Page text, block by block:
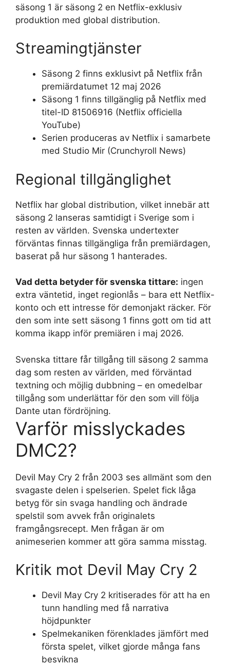
säsong 1 är säsong 2 en Netflix-exklusiv
produktion med global distribution.
Streamingtjänster
Säsong 2 finns exklusivt på Netflix från
premiärdatumet 12 maj 2026
Säsong 1 finns tillgänglig på Netflix med
titel-ID 81506916 (Netflix officiella
YouTube)
Serien produceras av Netflix i samarbete
med Studio Mir (Crunchyroll News)
Regional tillgänglighet
Netflix har global distribution, vilket innebär att
säsong 2 lanseras samtidigt i Sverige som i
resten av världen. Svenska undertexter
förväntas finnas tillgängliga från premiärdagen,
baserat på hur säsong 1 hanterades.
Vad detta betyder för svenska tittare: ingen
extra väntetid, inget regionlås – bara ett Netflix-
konto och ett intresse för demonjakt räcker. För
den som inte sett säsong 1 finns gott om tid att
komma ikapp inför premiären i maj 2026.
Svenska tittare får tillgång till säsong 2 samma
dag som resten av världen, med förväntad
textning och möjlig dubbning – en omedelbar
tillgång som underlättar för den som vill följa
Dante utan fördröjning.
Varför misslyckades
DMC2?
Devil May Cry 2 från 2003 ses allmänt som den
svagaste delen i spelserien. Spelet fick låga
betyg för sin svaga handling och ändrade
spelstil som avvek från originalets
framgångsrecept. Men frågan är om
animeserien kommer att göra samma misstag.
Kritik mot Devil May Cry 2
Devil May Cry 2 kritiserades för att ha en
tunn handling med få narrativa
höjdpunkter
Spelmekaniken förenklades jämfört med
första spelet, vilket gjorde många fans
besvikna